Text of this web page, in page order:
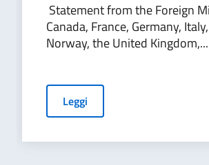
Statement from the Foreign
Canada, France, Germany,
Norway, the United Kingdom,...
Leggi